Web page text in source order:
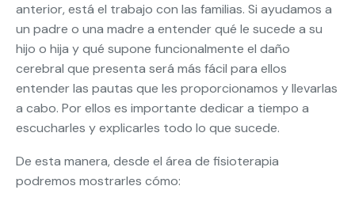
anterior, está el trabajo con las familias. Si ayudamos a
un padre o una madre a entender qué le sucede a su
hijo o hija y qué supone funcionalmente el daño
cerebral que presenta será más fácil para ellos
entender las pautas que les proporcionamos y llevarlas
a cabo. Por ellos es importante dedicar a tiempo a
escucharles y explicarles todo lo que sucede.
De esta manera, desde el área de fisioterapia
podremos mostrarles cómo: